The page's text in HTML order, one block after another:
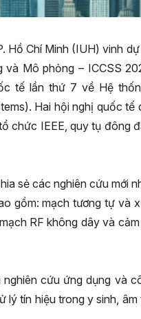
Hồ Chí Minh (IUH) vinh
Mô phỏng – ICCSS
tế lần thứ 7 về Hệ
Hai hội nghị quốc
chức IEEE, quy tụ đông
sẻ các nghiên cứu mới
gồm: mạch tương tự và
RF không dây và
cứu ứng dụng và
tín hiệu trong y sinh,